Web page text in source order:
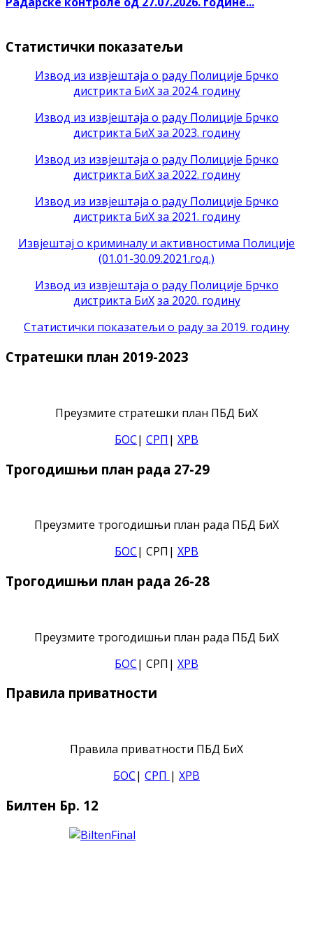
Статистички показатељи
Извод из извјештаја о раду Полиције Брчко
дистрикта БиХ за 2024. годину
Извод из извјештаја о раду Полиције Брчко
дистрикта БиХ за 2023. годину
Извод из извјештаја о раду Полиције Брчко
дистрикта БиХ за 2022. годину
Извод из извјештаја о раду Полиције Брчко
дистрикта БиХ за 2021. годину
Извјештај о криминалу и активностима Полиције
(01.01-30.09.2021.год.)
Извод из извјештаја о раду Полиције Брчко
дистрикта БиХ за 2020. годину
Статистички показатељи о раду за 2019. годину
Стратешки план 2019-2023
Преузмите стратешки план ПБД БиХ
БОС| СРП | ХРВ
Трогодишњи план рада 27-29
Преузмите трогодишњи план рада ПБД БиХ
БОС| СРП| ХРВ
Трогодишњи план рада 26-28
Преузмите трогодишњи план рада ПБД БиХ
БОС| СРП| ХРВ
Правила приватности
Правила приватности ПБД БиХ
БОС| СРП | ХРВ
Билтен Бр. 12